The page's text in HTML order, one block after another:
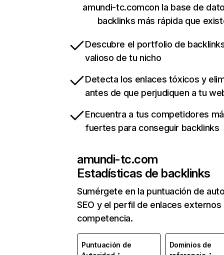
amundi-tc.comcon la base de
backlinks más rápida que
Descubre el portfolio de
valioso de tu nicho
Detecta los enlaces tóxicos y
antes de que perjudiquen a tu
Encuentra a tus competidores
fuertes para conseguir backlinks
amundi-tc.com
Estadísticas de backlinks
Sumérgete en la puntuación de
SEO y el perfil de enlaces externos
competencia.
Puntuación de
Dominios de